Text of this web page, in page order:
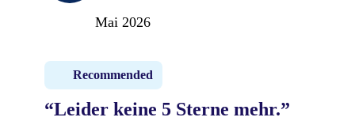
Mai 2026
Recommended
“Leider keine 5 Sterne mehr.”